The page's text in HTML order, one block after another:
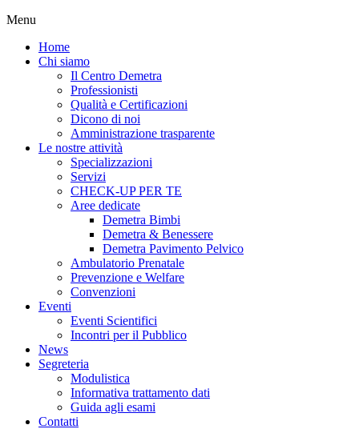
Menu
Home
Chi siamo
Il Centro Demetra
Professionisti
Qualità e Certificazioni
Dicono di noi
Amministrazione trasparente
Le nostre attività
Specializzazioni
Servizi
CHECK-UP PER TE
Aree dedicate
Demetra Bimbi
Demetra & Benessere
Demetra Pavimento Pelvico
Ambulatorio Prenatale
Prevenzione e Welfare
Convenzioni
Eventi
Eventi Scientifici
Incontri per il Pubblico
News
Segreteria
Modulistica
Informativa trattamento dati
Guida agli esami
Contatti